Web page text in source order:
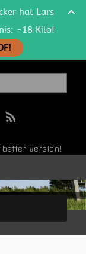
version!
hat Lars
-18 Kilo!